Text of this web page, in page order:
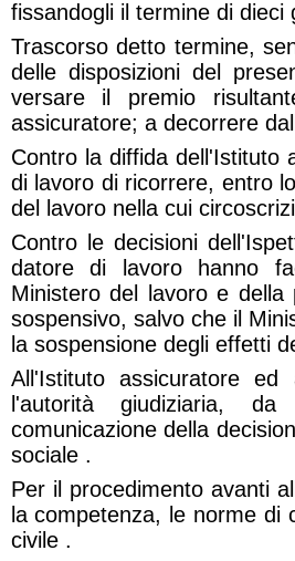
fissandogli il termine di
Trascorso detto termine,
delle disposizioni del
versare il premio
assicuratore; a decorrere
Contro la diffida dell'Istituto
di lavoro di ricorrere, entro
del lavoro nella cui
Contro le decisioni
datore di lavoro hanno
Ministero del lavoro e
sospensivo, salvo che il
la sospensione degli effetti
All'Istituto assicuratore
l'autorità giudiziaria,
comunicazione della
sociale .
Per il procedimento avanti
la competenza, le norme di
civile .